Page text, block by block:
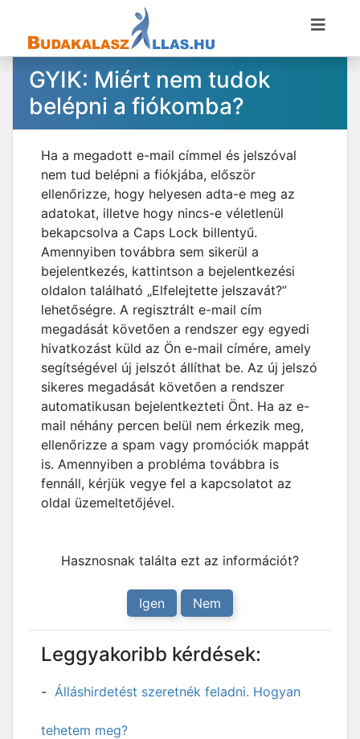
GYIK: Miért nem tudok
belépni a fiókomba?
Ha a megadott e-mail címmel és jelszóval
nem tud belépni a fiókjába, először
ellenőrizze, hogy helyesen adta-e meg az
adatokat, illetve hogy nincs-e véletlenül
bekapcsolva a Caps Lock billentyű.
Amennyiben továbbra sem sikerül a
bejelentkezés, kattintson a bejelentkezési
oldalon található „Elfelejtette jelszavát?”
lehetőségre. A regisztrált e-mail cím
megadását követően a rendszer egy egyedi
hivatkozást küld az Ön e-mail címére, amely
segítségével új jelszót állíthat be. Az új jelszó
sikeres megadását követően a rendszer
automatikusan bejelentkezteti Önt. Ha az e-
mail néhány percen belül nem érkezik meg,
ellenőrizze a spam vagy promóciók mappát
is. Amennyiben a probléma továbbra is
fennáll, kérjük vegye fel a kapcsolatot az
oldal üzemeltetőjével.
Hasznosnak találta ezt az információt?
Igen Nem
Leggyakoribb kérdések:
Álláshirdetést szeretnék feladni. Hogyan
tehetem meg?